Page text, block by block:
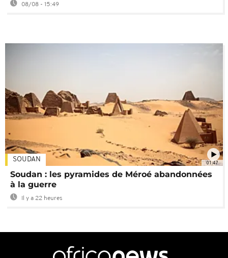
08/08 - 15:49
01:47
SOUDAN
Soudan : les pyramides de Méroé abandonnées
à la guerre
Il y a 22 heures